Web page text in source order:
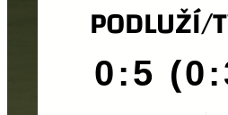
PODLUŽÍ/
0:5